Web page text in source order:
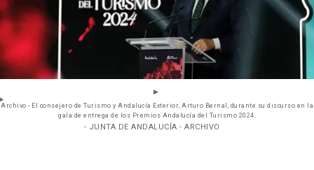
Archivo - El consejero de Turismo y Andalucía Exterior, Arturo Bernal, durante su discurso en la
gala de entrega de los Premios Andalucía del Turismo 2024.
- JUNTA DE ANDALUCÍA - ARCHIVO